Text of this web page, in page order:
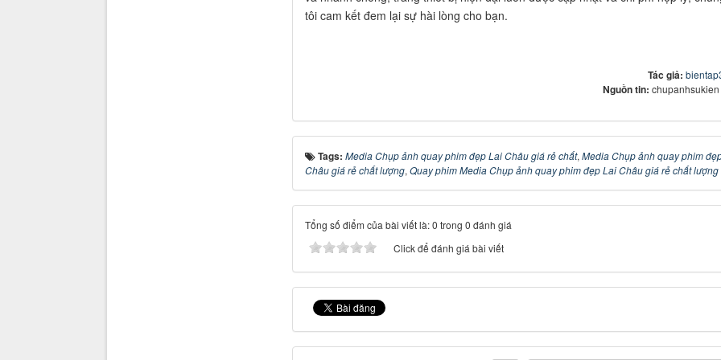
tôi cam kết đem lại sự hài lòng cho bạn.
Tác giả:
Nguồn tin:chupanhsukien
Tags: Media Chụp ảnh quay phim đẹp Lai Châu giá rẻ chất, Media Chụp ảnh quay phim
Châu giá rẻ chất lượng, Quay phim Media Chụp ảnh quay phim đẹp Lai Châu giá rẻ chất lượng
Tổng số điểm của bài viết là: 0 trong 0 đánh giá
Click để đánh giá bài viết